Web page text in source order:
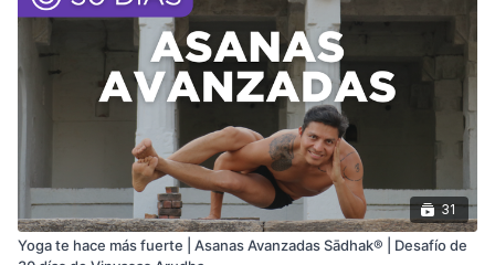
31
Yoga te hace más fuerte | Asanas Avanzadas Sādhak® | Desafío de